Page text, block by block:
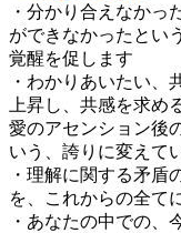
・分かり合えなかっ
ができなかったとい
覚醒を促します
・わかりあいたい、
上昇し、共感を求
愛のアセンション後
いう、誇りに変えて
・理解に関する矛盾
を、これからの全て
・あなたの中での、